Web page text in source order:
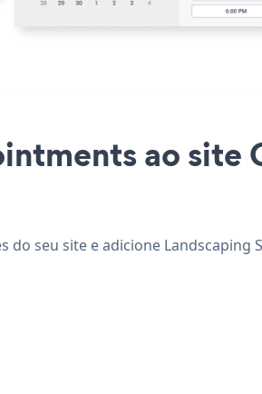
ao site
do seu site e adicione Landscaping